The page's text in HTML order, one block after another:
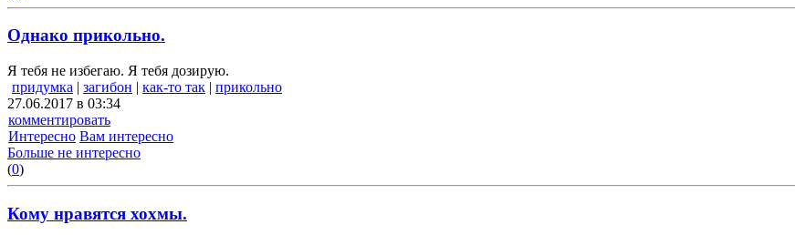
Однако прикольно.
Я тебя не избегаю. Я тебя дозирую.
придумка | загибон | как-то так | прикольно
27.06.2017 в 03:34
комментировать
Интересно Вам интересно
Больше не интересно
(0)
Кому нравятся хохмы.